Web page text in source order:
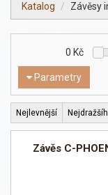
Katalog Závěsy
Parametry
0 Kč
Nejlevnější
Závěs C-